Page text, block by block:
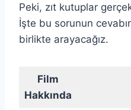
Peki, zıt kutuplar
İşte bu sorunun
birlikte arayacağız.
Film
Hakkında